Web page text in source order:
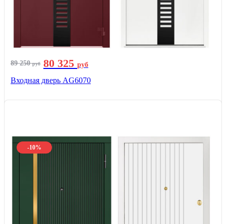
89 250руб 80 325 руб
Входная дверь AG6070
-10%